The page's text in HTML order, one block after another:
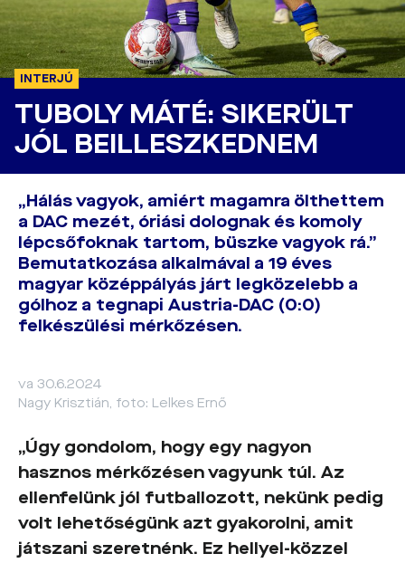
INTERJÚ
TUBOLY MÁTÉ: SIKERÜLT
JÓL BEILLESZKEDNEM
„Hálás vagyok, amiért magamra ölthettem
a DAC mezét, óriási dolognak és komoly
lépcsőfoknak tartom, büszke vagyok rá.”
Bemutatkozása alkalmával a 19 éves
magyar középpályás járt legközelebb a
gólhoz a tegnapi Austria-DAC (0:0)
felkészülési mérkőzésen.
va 30.6.2024
Nagy Krisztián, foto: Lelkes Ernő
„Úgy gondolom, hogy egy nagyon
hasznos mérkőzésen vagyunk túl. Az
ellenfelünk jól futballozott, nekünk pedig
volt lehetőségünk azt gyakorolni, amit
játszani szeretnénk. Ez hellyel-közzel